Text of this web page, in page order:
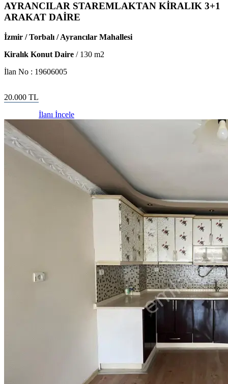
AYRANCILAR STAREMLAKTAN KİRALIK 3+1
ARAKAT DAİRE
İzmir / Torbalı / Ayrancılar Mahallesi
Kiralık Konut Daire / 130 m2
İlan No : 19606005
20.000 TL
İlanı İncele